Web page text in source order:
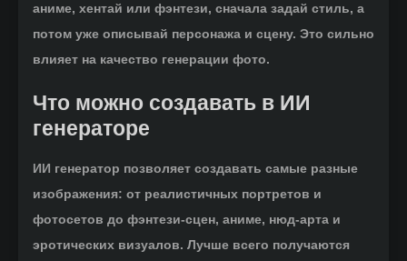
аниме, хентай или фэнтези, сначала задай стиль, а
потом уже описывай персонажа и сцену. Это сильно
влияет на качество генерации фото.
Что можно создавать в ИИ
генераторе
ИИ генератор позволяет создавать самые разные
изображения: от реалистичных портретов и
фотосетов до фэнтези-сцен, аниме, нюд-арта и
эротических визуалов. Лучше всего получаются